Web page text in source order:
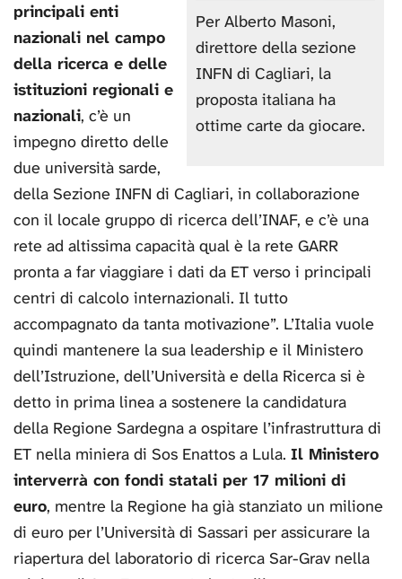
Per Alberto Masoni,
direttore della sezione
INFN di Cagliari, la
proposta italiana ha
ottime carte da giocare.
principali enti
nazionali nel campo
della ricerca e delle
istituzioni regionali e
nazionali, c’è un
impegno diretto delle
due università sarde,
della Sezione INFN di Cagliari, in collaborazione
con il locale gruppo di ricerca dell’INAF, e c’è una
rete ad altissima capacità qual è la rete GARR
pronta a far viaggiare i dati da ET verso i principali
centri di calcolo internazionali. Il tutto
accompagnato da tanta motivazione”. L’Italia vuole
quindi mantenere la sua leadership e il Ministero
dell’Istruzione, dell’Università e della Ricerca si è
detto in prima linea a sostenere la candidatura
della Regione Sardegna a ospitare l’infrastruttura di
ET nella miniera di Sos Enattos a Lula. Il Ministero
interverrà con fondi statali per 17 milioni di
euro, mentre la Regione ha già stanziato un milione
di euro per l’Università di Sassari per assicurare la
riapertura del laboratorio di ricerca Sar-Grav nella